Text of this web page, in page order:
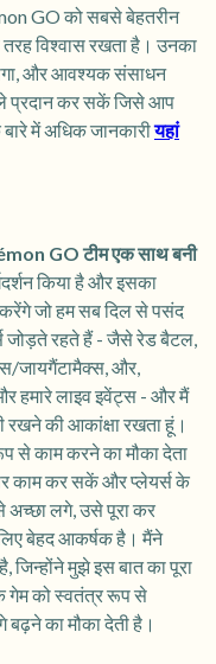
GO को सबसे बेहतरीन
विश्वास रखता है। उनका
और आवश्यक संसाधन
प्रदान कर सकें जिसे आप
में अधिक जानकारीयहां
GO टीम एक साथ बनी
किया है और इसका
करेंगे जो हम सब दिल से पसंद
जोड़ते रहते हैं - जैसे रेड बैटल,
जायगैंटामैक्स, और,
हमारे लाइव इवेंट्स - और मैं
रखने की आकांक्षा रखता हूं।
से काम करने का मौका देता
काम कर सकें और प्लेयर्स के
अच्छा लगे, उसे पूरा कर
बेहद आकर्षक है। मैंने
मुझे इस बात का पूरा
गेम को स्वतंत्र रूप से
का मौका देती है।